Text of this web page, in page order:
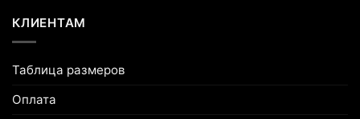
КЛИЕНТАМ
Таблица размеров
Оплата